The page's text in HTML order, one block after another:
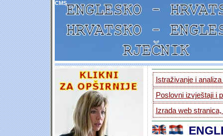
CMS
Istraživanje i
Poslovni izvještaji i
Izrada web